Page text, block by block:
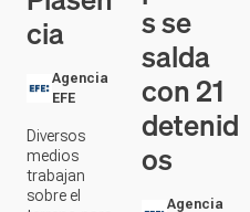
cia
EFE
medios
trabajan
sobre el
terreno para
salda
con 21
detenid
os